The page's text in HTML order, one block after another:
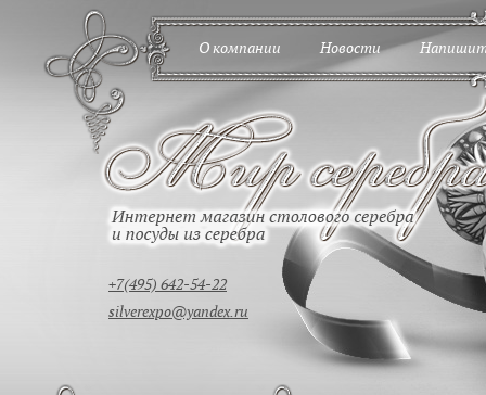
+7(495) 642-54-22
silverexpo@yandex.ru
О компании Новости